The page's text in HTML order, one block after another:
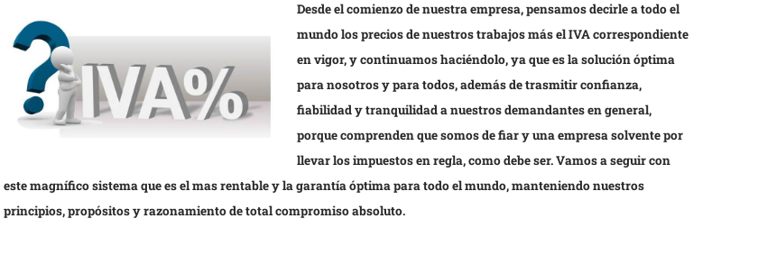
Desde el comienzo de nuestra empresa, pensamos decirle a todo el
mundo los precios de nuestros trabajos más el IVA correspondiente
en vigor, y continuamos haciéndolo, ya que es la solución óptima
para nosotros y para todos, además de trasmitir confianza,
fiabilidad y tranquilidad a nuestros demandantes en general,
porque comprenden que somos de fiar y una empresa solvente por
llevar los impuestos en regla, como debe ser. Vamos a seguir con
este magnífico sistema que es el mas rentable y la garantía óptima para todo el mundo, manteniendo nuestros
principios, propósitos y razonamiento de total compromiso absoluto.